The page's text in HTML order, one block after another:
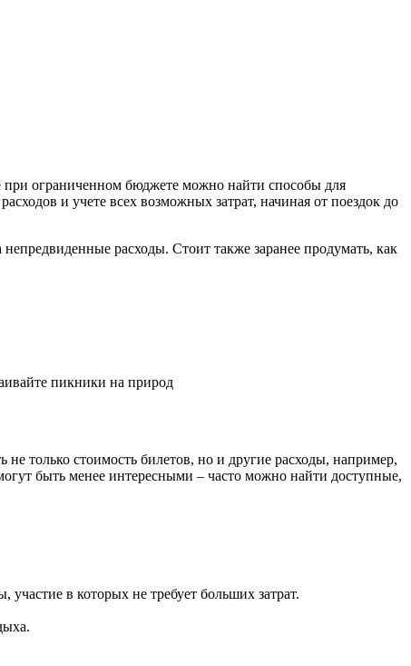
при ограниченном бюджете можно найти способы для
и учете всех возможных затрат, начиная от поездок до
расходы. Стоит также заранее продумать, как
пикники на природ
только стоимость билетов, но и другие расходы, например,
быть менее интересными – часто можно найти доступные,
в которых не требует больших затрат.